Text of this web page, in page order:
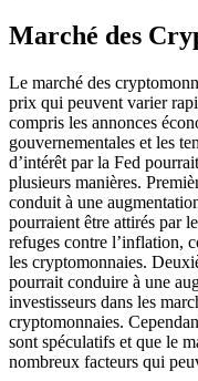
Marché des
Le marché des
prix qui peuvent varier
compris les annonces
gouvernementales et les
d’intérêt par la Fed
plusieurs manières.
conduit à une
pourraient être attirés par
refuges contre l’inflation,
les cryptomonnaies.
pourrait conduire à une
investisseurs dans les
cryptomonnaies.
sont spéculatifs et que le
nombreux facteurs qui